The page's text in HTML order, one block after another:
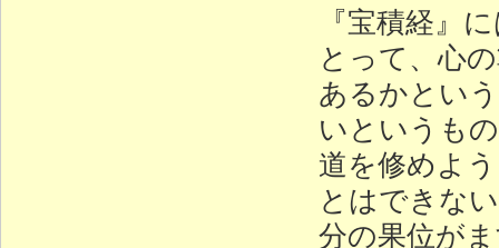
『宝積経』
とって、心
あるかとい
いというも
道を修めよ
とはできな
分の果位が